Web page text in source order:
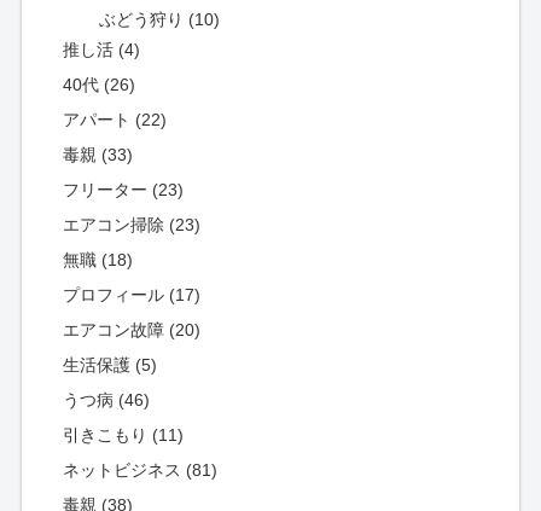
ぶどう狩り (10)
推し活 (4)
40代 (26)
アパート (22)
毒親 (33)
フリーター (23)
エアコン掃除 (23)
無職 (18)
プロフィール (17)
エアコン故障 (20)
生活保護 (5)
うつ病 (46)
引きこもり (11)
ネットビジネス (81)
毒親 (38)